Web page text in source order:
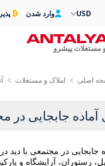
اصلی املاک و مستغلات
آماده جابجایی
جابجایی در مجتمعی با دید
USD وارد شدن
مستغلات پیشرو